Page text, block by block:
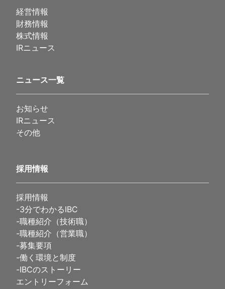
経営情報
財務情報
株式情報
IRニュース
ニュース一覧
お知らせ
IRニュース
その他
採用情報
採用情報
-3分でわかるIBC
-職種紹介（技術職）
-職種紹介（営業職）
-募集要項
-働く環境と制度
-IBCのストーリー
エントリーフォーム